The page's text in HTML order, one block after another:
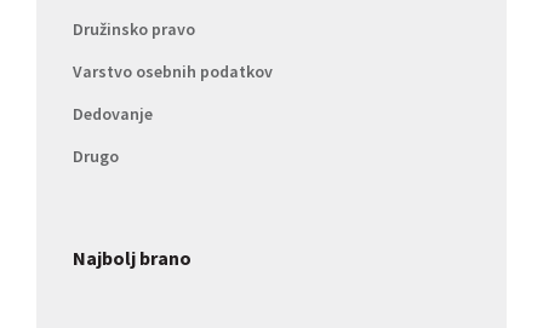
Družinsko pravo
Varstvo osebnih podatkov
Dedovanje
Drugo
Najbolj brano